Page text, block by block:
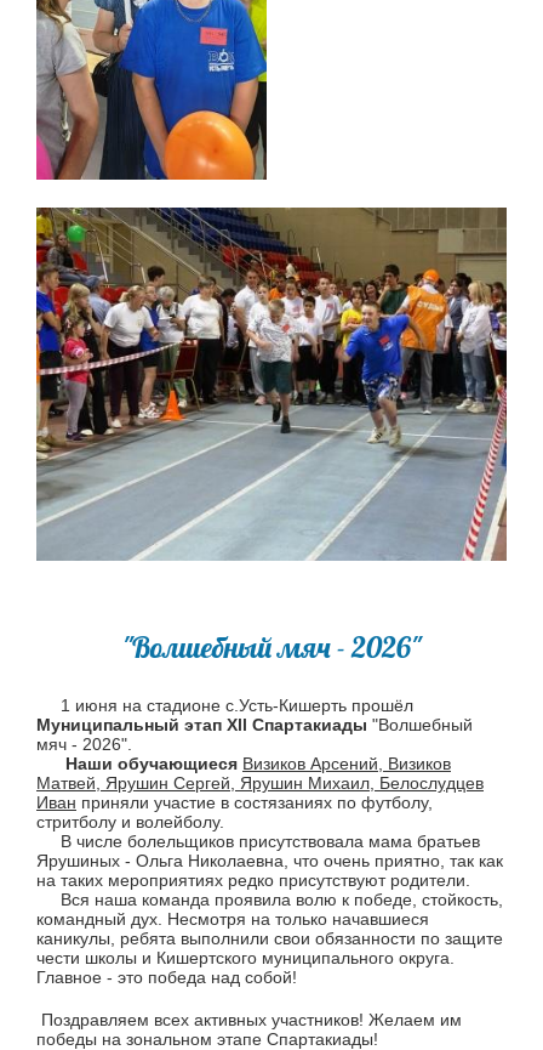
"Волшебный мяч - 2026"
1 июня на стадионе с.Усть-Кишерть прошёл
Муниципальный этап Xll Спартакиады "Волшебный
мяч - 2026".
Наши обучающиеся Визиков Арсений, Визиков
Матвей, Ярушин Сергей, Ярушин Михаил, Белослудцев
Иван приняли участие в состязаниях по футболу,
стритболу и волейболу.
В числе болельщиков присутствовала мама братьев
Ярушиных - Ольга Николаевна, что очень приятно, так как
на таких мероприятиях редко присутствуют родители.
Вся наша команда проявила волю к победе, стойкость,
командный дух. Несмотря на только начавшиеся
каникулы, ребята выполнили свои обязанности по защите
чести школы и Кишертского муниципального округа.
Главное - это победа над собой!
Поздравляем всех активных участников! Желаем им
победы на зональном этапе Спартакиады!